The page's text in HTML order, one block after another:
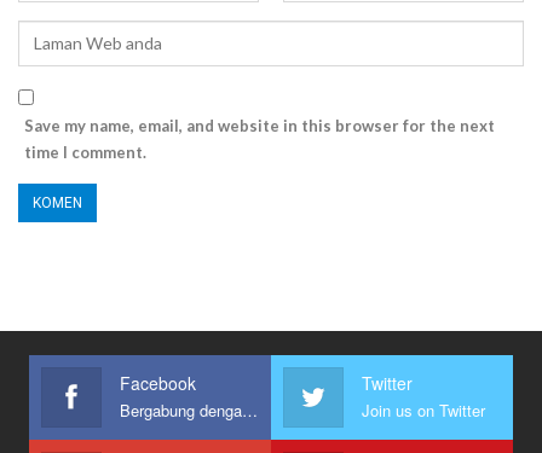
Save my name, email, and website in this browser for the next
time I comment.
Facebook
Bergabung dengan kami
Twitter
Join us on Twitter